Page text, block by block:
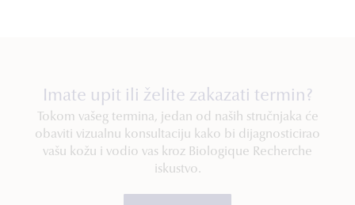
Imate upit ili želite zakazati termin?
Tokom vašeg termina, jedan od naših stručnjaka će
obaviti vizualnu konsultaciju kako bi dijagnosticirao
vašu kožu i vodio vas kroz Biologique Recherche
iskustvo.